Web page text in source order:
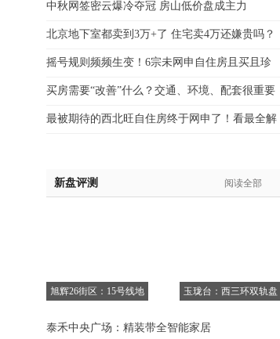
吴小姐:139****6438
钱先生:139****7316
黄先生:138****7263
于女士:182****8478
中秋网签密云爆冷夺冠 房山低价盘成主力
北京地下室都卖到3万+了 住宅卖4万还嫌贵吗？
摇号规则频频生变！6宗未网申自住房且买且珍
惜
买房需要“改善”什么？交通、环境、配套很重要
最被期待的西北旺自住房终于网申了！看最全解
新盘评测 阅读全部
旭辉26街区：15号线地 玉珑台：西三环双轨盘
泰禾中央广场：精装带全智能家居